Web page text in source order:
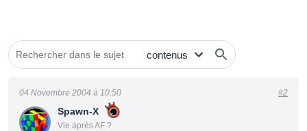
Spawn-X
Vie après AF ?
04 Novembre 2004 à 10:50 #2